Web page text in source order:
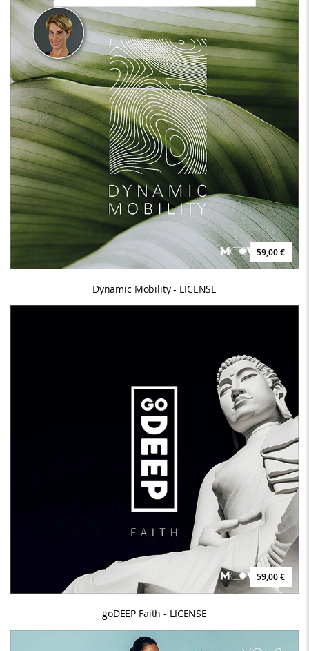
59,00 €
Dynamic Mobility - LICENSE
59,00 €
goDEEP Faith - LICENSE